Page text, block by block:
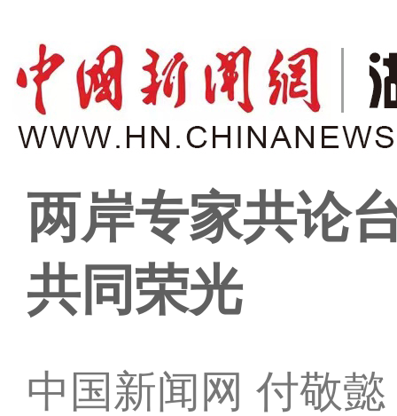
两岸专家共论
共同荣光
中国新闻网 付敬